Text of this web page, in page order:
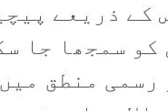
کے ذریعے
سمجھا جا
منطق